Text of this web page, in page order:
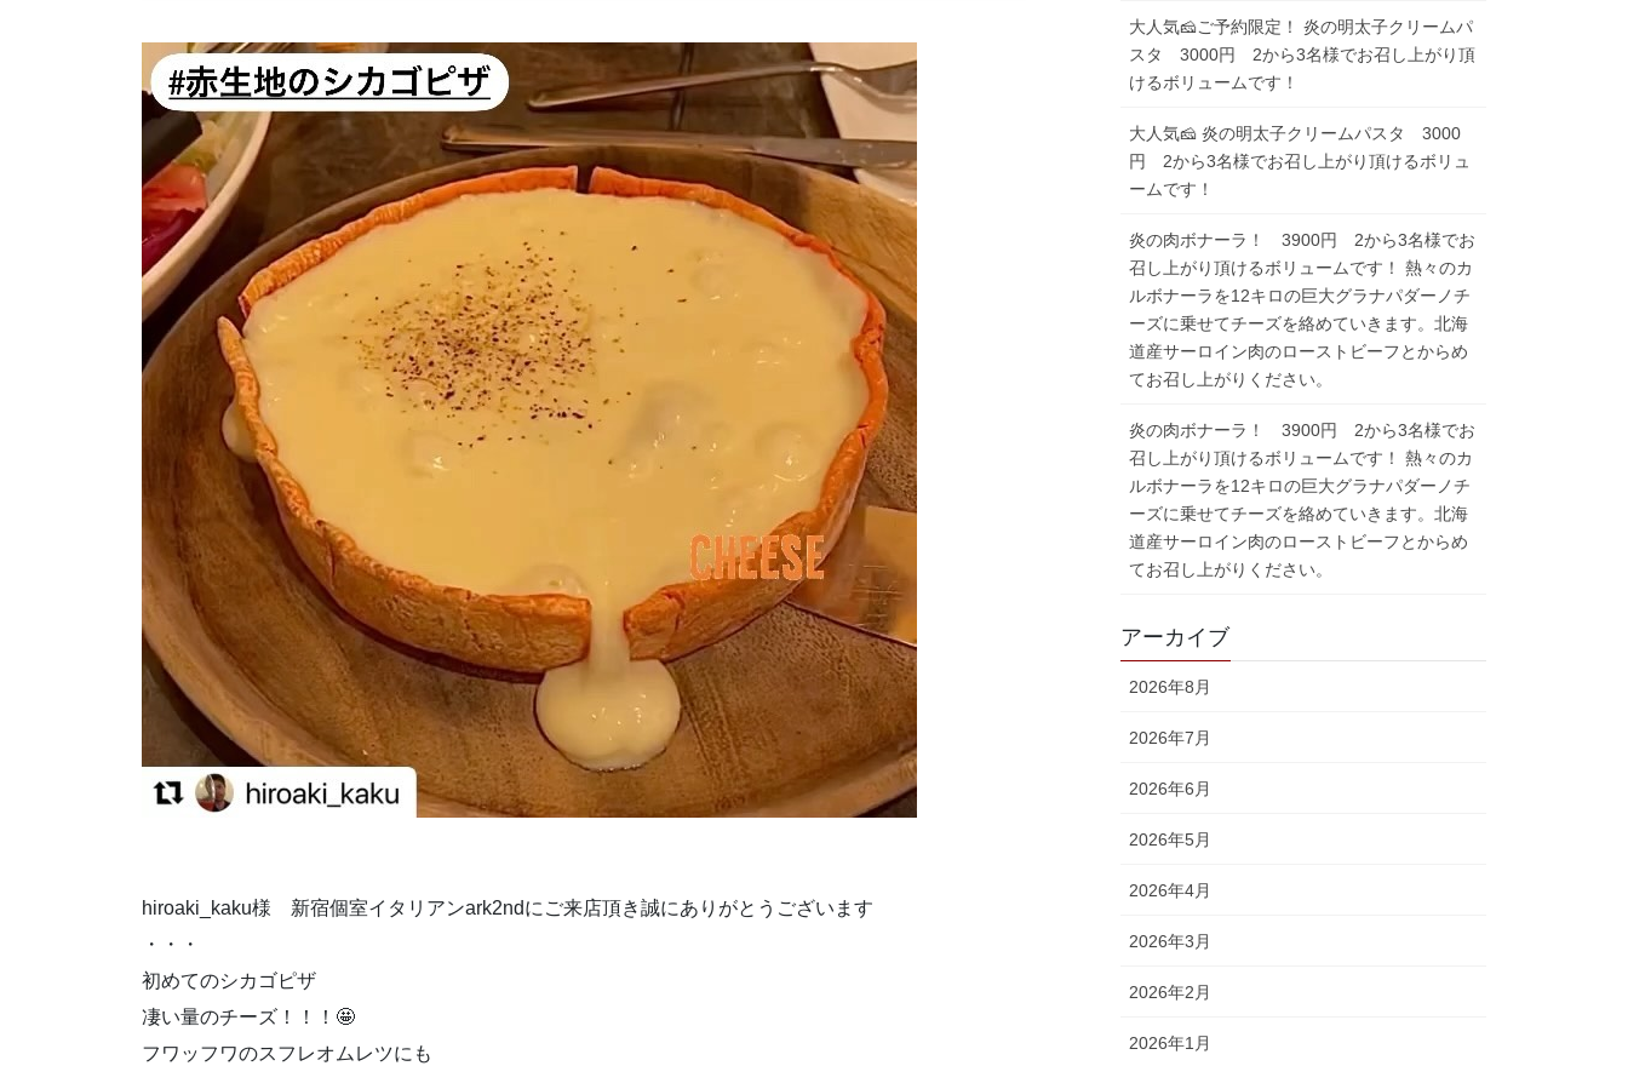
hiroaki_kaku様 新宿個室イタリアンark2ndにご来店頂き誠にありがとうございます
・・・
初めてのシカゴピザ
凄い量のチーズ！！！🤩
フワッフワのスフレオムレツにも
大人気🧀ご予約限定！ 炎の明太子クリームパ
スタ 3000円 2から3名様でお召し上がり頂
けるボリュームです！
大人気🧀 炎の明太子クリームパスタ 3000
円 2から3名様でお召し上がり頂けるボリュ
ームです！
炎の肉ボナーラ！ 3900円 2から3名様でお
召し上がり頂けるボリュームです！ 熱々のカ
ルボナーラを12キロの巨大グラナパダーノチ
ーズに乗せてチーズを絡めていきます。北海
道産サーロイン肉のローストビーフとからめ
てお召し上がりください。
炎の肉ボナーラ！ 3900円 2から3名様でお
召し上がり頂けるボリュームです！ 熱々のカ
ルボナーラを12キロの巨大グラナパダーノチ
ーズに乗せてチーズを絡めていきます。北海
道産サーロイン肉のローストビーフとからめ
てお召し上がりください。
アーカイブ
2026年8月
2026年7月
2026年6月
2026年5月
2026年4月
2026年3月
2026年2月
2026年1月